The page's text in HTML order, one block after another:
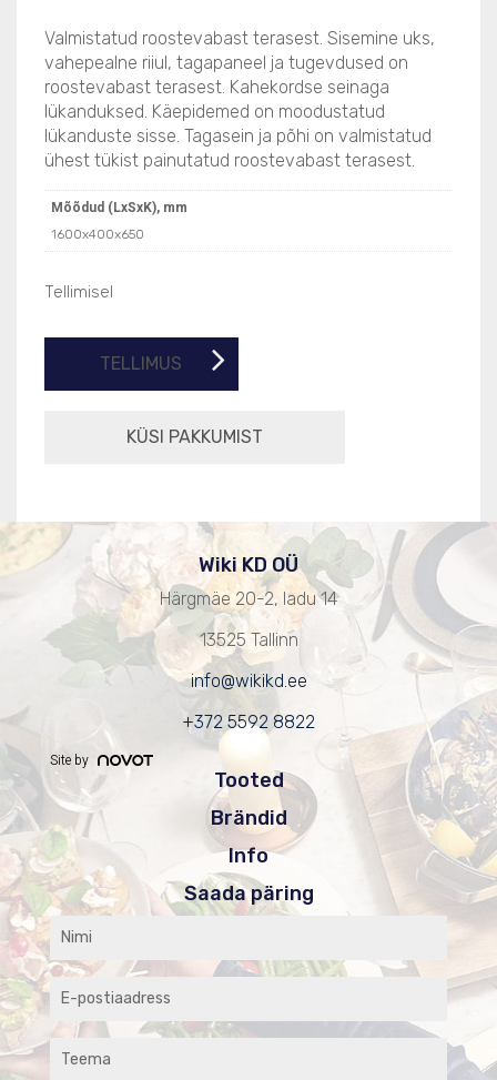
Valmistatud roostevabast terasest. Sisemine uks,
vahepealne riiul, tagapaneel ja tugevdused on
roostevabast terasest. Kahekordse seinaga
lükanduksed. Käepidemed on moodustatud
lükanduste sisse. Tagasein ja põhi on valmistatud
ühest tükist painutatud roostevabast terasest.
Mõõdud (LxSxK), mm
1600x400x650
Tellimisel
TELLIMUS
Wiki KD OÜ
Härgmäe 20-2, ladu 14
13525 Tallinn
info@wikikd.ee
+372 5592 8822
Site by
Tooted
Brändid
Info
Saada päring